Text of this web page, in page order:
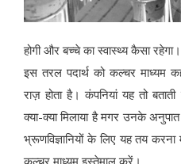
होगी और बच्चे का स्वास्थ्य कैसा रहेगा।
इस तरल पदार्थ को कल्चर माध्यम
राज़ होता है। कंपनियां यह तो
क्या-क्या मिलाया है मगर उनके
भ्रूणविज्ञानियों के लिए यह तय